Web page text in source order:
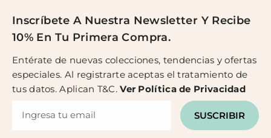
Inscríbete A Nuestra Newsletter Y Recibe
10% En Tu Primera Compra.
Entérate de nuevas colecciones, tendencias y ofertas
especiales. Al registrarte aceptas el tratamiento de
tus datos. Aplican T&C.Ver Política de Privacidad
SUSCRIBIR